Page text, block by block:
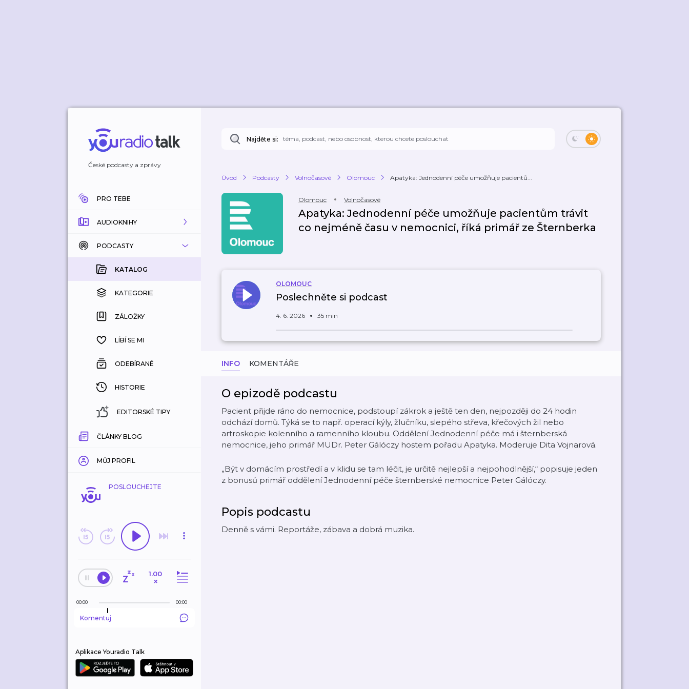
České podcasty a zprávy
PRO TEBE
AUDIOKNIHY
KATALOG
KOUPENÉ
KATEGORIE
ZÁLOŽKY
HISTORIE
PODCASTY
KATALOG
KATEGORIE
ZÁLOŽKY
LÍBÍ SE MI
ODEBÍRANÉ
HISTORIE
EDITORSKÉ TIPY
ČLÁNKY BLOG
MŮJ PROFIL
POSLOUCHEJTE
1.00
×
00:00 00:00
Komentuj
Aplikace Youradio Talk
Najděte si:
Úvod Podcasty Volnočasové Olomouc Apatyka: Jednodenní péče umožňuje pacientů...
Olomouc Volnočasové
Apatyka: Jednodenní péče umožňuje pacientům trávit
co nejméně času v nemocnici, říká primář ze Šternberka
OLOMOUC
Poslechněte si podcast
4. 6. 2026 35 min
INFO KOMENTÁŘE
O epizodě podcastu
Pacient přijde ráno do nemocnice, podstoupí zákrok a ještě ten den, nejpozději do 24 hodin
odchází domů. Týká se to např. operací kýly, žlučníku, slepého střeva, křečových žil nebo
artroskopie kolenního a ramenního kloubu. Oddělení Jednodenní péče má i šternberská
nemocnice, jeho primář MUDr. Peter Gálóczy hostem pořadu Apatyka. Moderuje Dita Vojnarová.
„Být v domácím prostředí a v klidu se tam léčit, je určitě nejlepší a nejpohodlnější,“ popisuje jeden
z bonusů primář oddělení Jednodenní péče šternberské nemocnice Peter Gálóczy.
Popis podcastu
Denně s vámi. Reportáže, zábava a dobrá muzika.